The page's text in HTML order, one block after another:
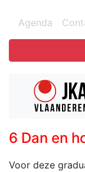
Agenda
6 Dan en
Voor deze